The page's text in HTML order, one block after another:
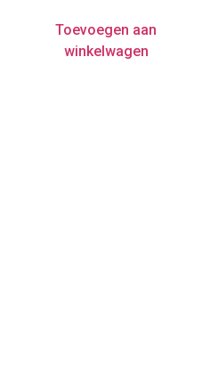
Toevoegen aan
winkelwagen